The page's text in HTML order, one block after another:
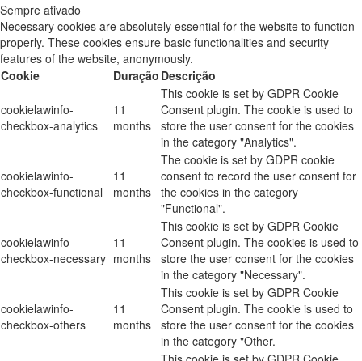
Sempre ativado
Necessary cookies are absolutely essential for the website to function
properly. These cookies ensure basic functionalities and security
features of the website, anonymously.
Cookie
Duração Descrição
cookielawinfo-
checkbox-analytics
11
months
This cookie is set by GDPR Cookie
Consent plugin. The cookie is used to
store the user consent for the cookies
in the category "Analytics".
cookielawinfo-
checkbox-functional
11
months
The cookie is set by GDPR cookie
consent to record the user consent for
the cookies in the category
"Functional".
cookielawinfo-
checkbox-necessary
11
months
This cookie is set by GDPR Cookie
Consent plugin. The cookies is used to
store the user consent for the cookies
in the category "Necessary".
cookielawinfo-
checkbox-others
11
months
This cookie is set by GDPR Cookie
Consent plugin. The cookie is used to
store the user consent for the cookies
in the category "Other.